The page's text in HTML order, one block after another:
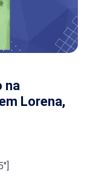
na
Lorena,